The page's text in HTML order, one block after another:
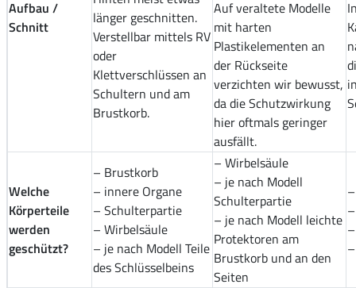
Aufbau /
Schnitt
länger geschnitten.
Verstellbar mittels RV
oder
Klettverschlüssen an
Schultern und am
Brustkorb.
Auf veraltete Modelle
mit harten
Plastikelementen an
der Rückseite
verzichten wir bewusst,
da die Schutzwirkung
hier oftmals geringer
ausfällt.
Welche
Körperteile
werden
geschützt?
– Brustkorb
– innere Organe
– Schulterpartie
– Wirbelsäule
– je nach Modell Teile
des Schlüsselbeins
– Wirbelsäule
– je nach Modell
Schulterpartie
– je nach Modell leichte
Protektoren am
Brustkorb und an den
Seiten